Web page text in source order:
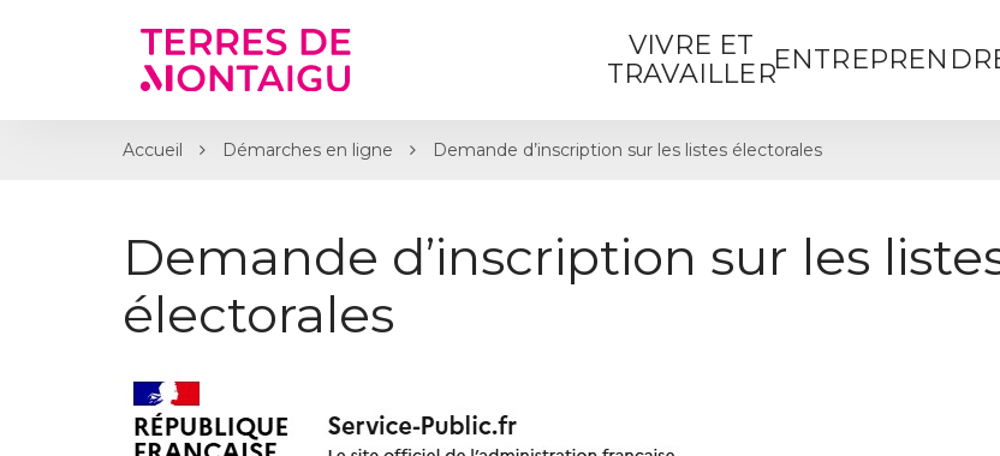
VIVRE ET
TRAVAILLER
Accueil Démarches en ligne Demande d’inscription sur les listes électorales
Demande d’inscription sur les
électorales